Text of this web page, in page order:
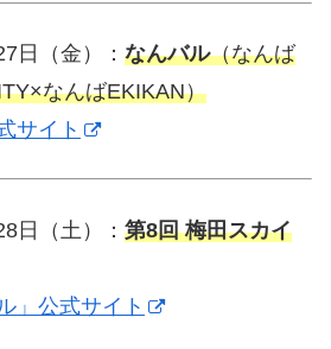
日（金）： なんバル（なんば
なんばEKIKAN）
サイト
日（土）： 第8回 梅田スカイ
」公式サイト